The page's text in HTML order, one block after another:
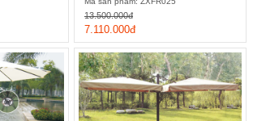
7.110.000đ
13.500.000đ